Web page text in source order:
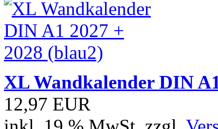
XL Wandkalender DIN
12,97 EUR